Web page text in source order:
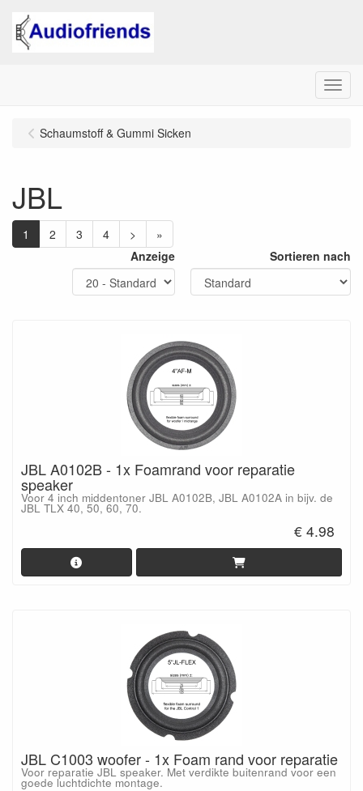
Menu
Schaumstoff & Gummi Sicken
JBL
1 2 3 4 >
»
Anzeige
Sortieren nach
JBL A0102B - 1x Foamrand voor reparatie
speaker
Voor 4 inch middentoner JBL A0102B, JBL A0102A in bijv. de
JBL TLX 40, 50, 60, 70.
€ 4.98
JBL C1003 woofer - 1x Foam rand voor reparatie
Voor reparatie JBL speaker. Met verdikte buitenrand voor een
goede luchtdichte montage.